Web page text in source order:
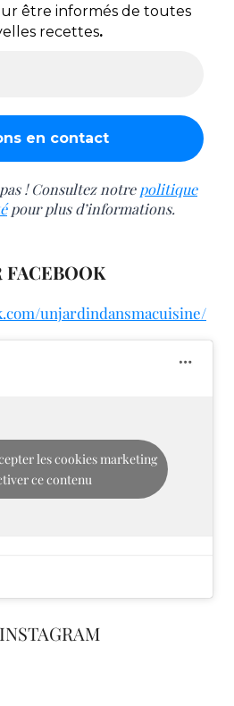
être informés de toutes
recettes.
! Consultez notre politique
pour plus d’informations.
FACEBOOK
unjardindansmacuisine/
les cookies marketing
ce contenu